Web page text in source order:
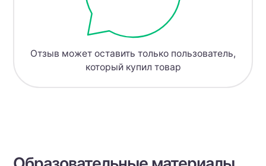
Отзыв может оставить только пользователь,
который купил товар